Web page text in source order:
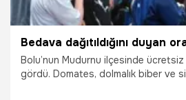
Bolu’nun Mudurnu ilçesinde ücretsiz
gördü. Domates, dolmalık biber ve